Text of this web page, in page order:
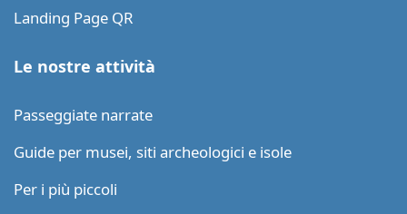
Landing Page QR
Le nostre attività
Passeggiate narrate
Guide per musei, siti archeologici e isole
Per i più piccoli